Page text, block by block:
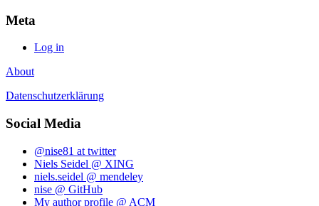
Meta
Log in
About
Datenschutzerklärung
Social Media
@nise81 at twitter
Niels Seidel @ XING
niels.seidel @ mendeley
nise @ GitHub
My author profile @ ACM